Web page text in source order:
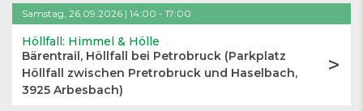
Samstag, 26.09.2026 | 14:00 - 17:00
Höllfall: Himmel & Hölle
Bärentrail, Höllfall bei Petrobruck (Parkplatz
Höllfall zwischen Pretrobruck und Haselbach,
3925 Arbesbach)